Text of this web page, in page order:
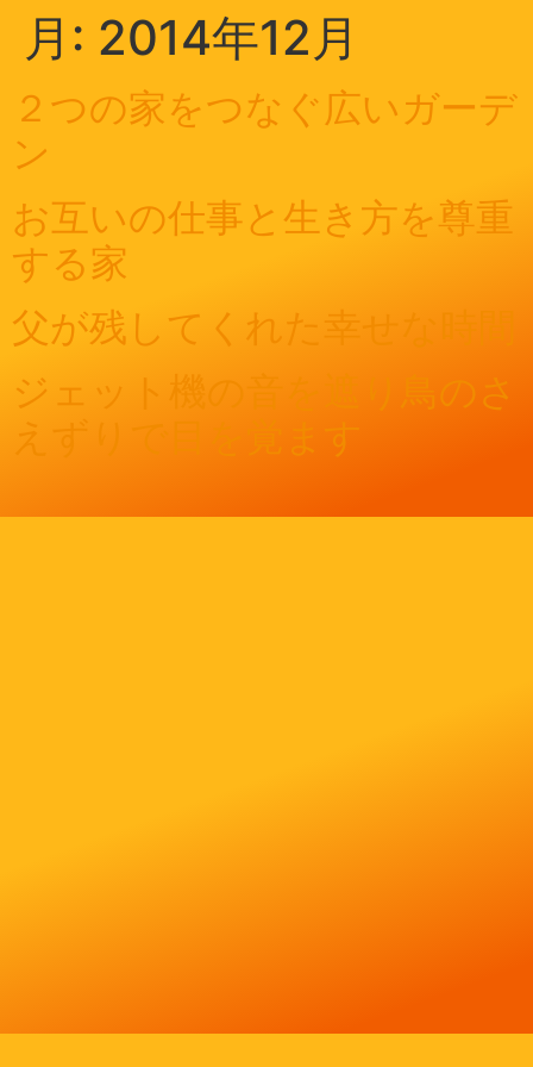
月: 2014年12月
２つの家をつなぐ広いガーデ
ン
お互いの仕事と生き方を尊重
する家
父が残してくれた幸せな時間
ジェット機の音を遮り鳥のさ
えずりで目を覚ます